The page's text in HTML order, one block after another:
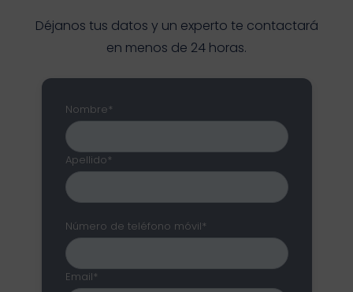
Déjanos tus datos y un experto te contactará
en menos de 24 horas.
Nombre*
Apellido*
Número de teléfono móvil*
Email*